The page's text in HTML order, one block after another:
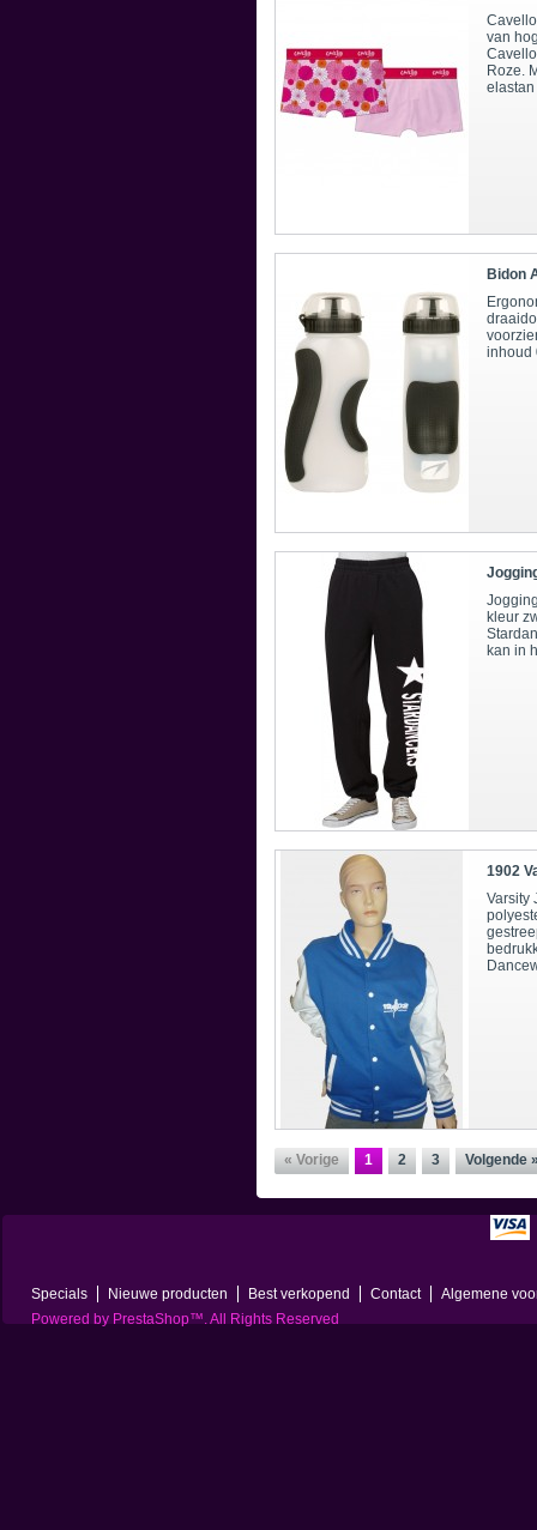
van
Roze.
elastan
Bidon
inhoud
kleur
kan in
1902
Varsity
« Vorige 1 2 3 Volgende
Specials Nieuwe producten Best verkopend Contact
Algemene
Powered by PrestaShop™. All Rights Reserved